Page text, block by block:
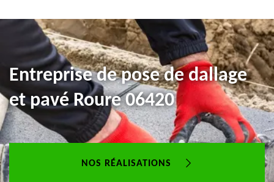
Entreprise de pose de dallage
et pavé Roure 06420
NOS RÉALISATIONS